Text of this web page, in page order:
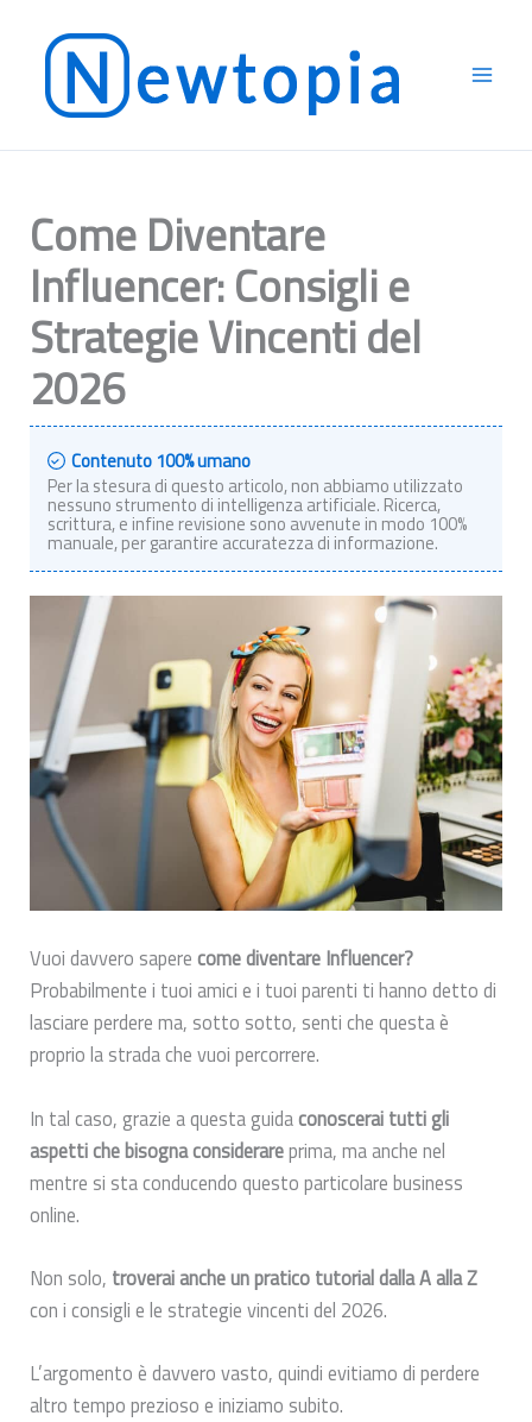
contenuto
Come Diventare
Influencer: Consigli e
Strategie Vincenti del
2026
Contenuto 100% umano
Per la stesura di questo articolo, non abbiamo utilizzato
nessuno strumento di intelligenza artificiale. Ricerca,
scrittura, e infine revisione sono avvenute in modo 100%
manuale, per garantire accuratezza di informazione.
Vuoi davvero saperecome diventare Influencer?
Probabilmente i tuoi amici e i tuoi parenti ti hanno detto di
lasciare perdere ma, sotto sotto, senti che questa è
proprio la strada che vuoi percorrere.
In tal caso, grazie a questa guidaconoscerai tutti gli
aspetti che bisogna considerareprima, ma anche nel
mentre si sta conducendo questo particolare business
online.
Non solo, troverai anche un pratico tutorial dalla A alla Z
con i consigli e le strategie vincenti del 2026.
L’argomento è davvero vasto, quindi evitiamo di perdere
altro tempo prezioso e iniziamo subito.